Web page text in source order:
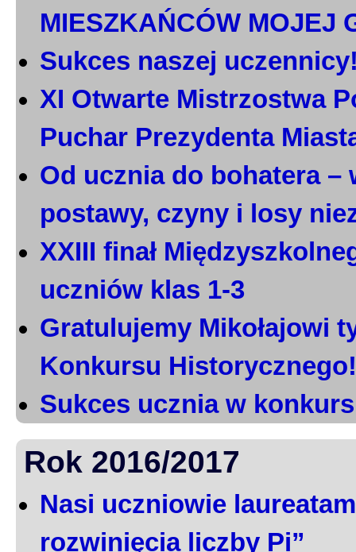
MIESZKAŃCÓW MOJEJ
Sukces naszej
XI Otwarte Mistrzostwa
Puchar Prezydenta
Od ucznia do bohatera –
postawy, czyny i losy
XXIII finał
uczniów klas 1-3
Gratulujemy Mikołajowi
Konkursu Historycznego!
Sukces ucznia w
Rok 2016/2017
Nasi uczniowie
rozwinięcia liczby Pi”